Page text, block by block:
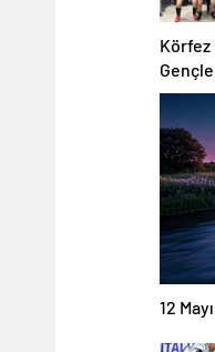
Körfez
Finale
12